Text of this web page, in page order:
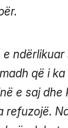
ndërlikuar
që i
e saj dhe
refuzojë.